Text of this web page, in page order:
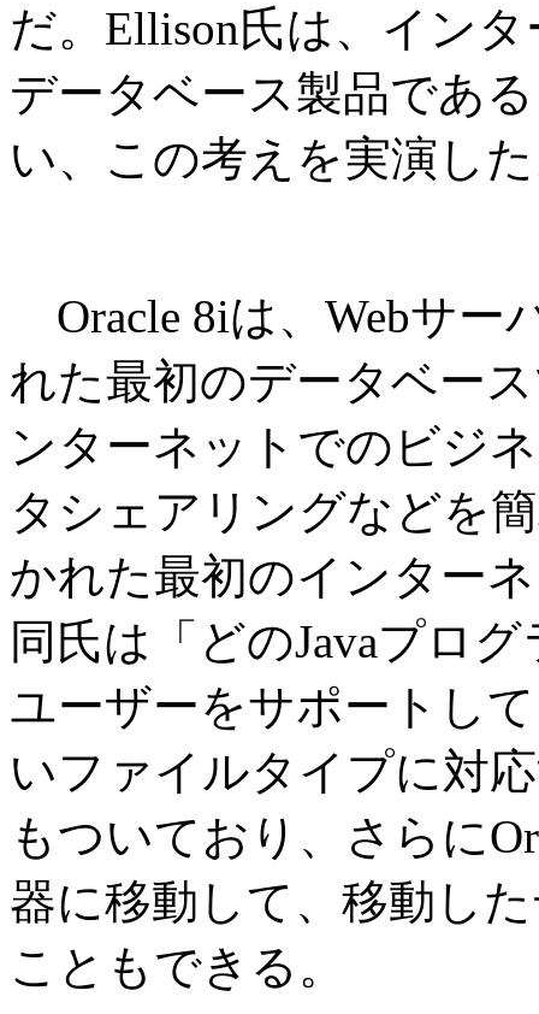
だ。Ellison氏は、イン
データベース製品であ
い、この考えを実演し
Oracle 8iは、Webサー
れた最初のデータベー
ンターネットでのビジ
タシェアリングなどを
かれた最初のインター
同氏は「どのJavaプロ
ユーザーをサポートし
いファイルタイプに対
もついており、さらに
器に移動して、移動し
こともできる。